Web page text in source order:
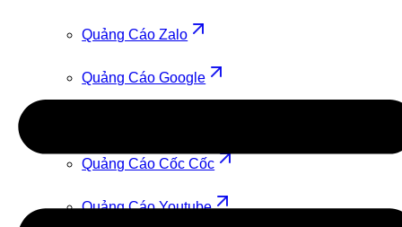
Quảng Cáo Zalo
Quảng Cáo Google
Quảng Cáo Cốc Cốc
Quảng Cáo Youtube